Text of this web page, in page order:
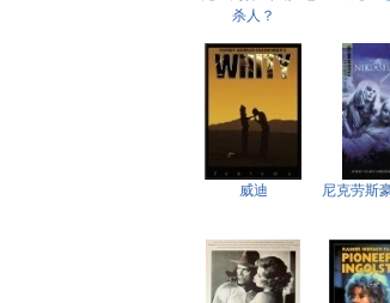
杀人？
威迪 尼克劳斯